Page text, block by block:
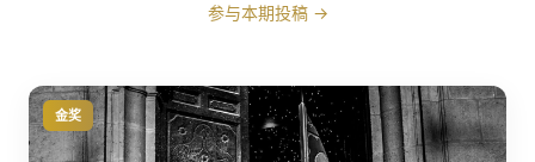
参与本期投稿 →
金奖